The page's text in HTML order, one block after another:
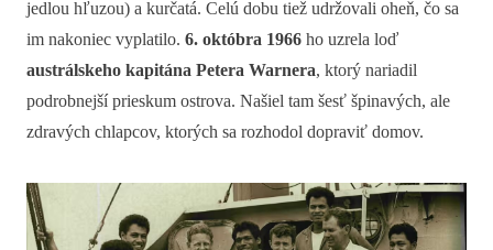
jedlou hľuzou) a kurčatá. Celú dobu tiež udržovali oheň, čo sa
im nakoniec vyplatilo. 6. októbra 1966 ho uzrela loď
austrálskeho kapitána Petera Warnera, ktorý nariadil
podrobnejší prieskum ostrova. Našiel tam šesť špinavých, ale
zdravých chlapcov, ktorých sa rozhodol dopraviť domov.